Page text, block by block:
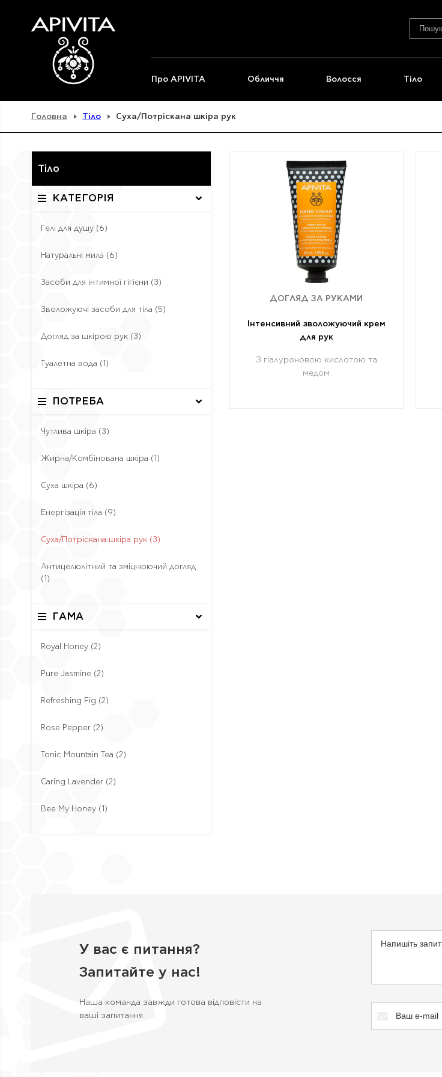
Про APIVITA Обличчя Волосся Тіло
Головна Тіло Суха/Потріскана шкіра рук
Тіло
КАТЕГОРІЯ
Гелі для душу (6)
Натуральні мила (6)
Засоби для інтимної гігієни (3)
Зволожуючі засоби для тіла (5)
Догляд за шкірою рук (3)
Туалетна вода (1)
ПОТРЕБА
Чутлива шкіра (3)
Жирна/Комбінована шкіра (1)
Суха шкіра (6)
Енергізація тіла (9)
Суха/Потріскана шкіра рук (3)
Антицелюлітний та зміцнюючий догляд
(1)
ГАМА
Royal Honey (2)
Pure Jasmine (2)
Refreshing Fig (2)
Rose Pepper (2)
Tonic Mountain Tea (2)
Caring Lavender (2)
Bee My Honey (1)
ДОГЛЯД ЗА РУКАМИ
Інтенсивний зволожуючий крем
для рук
З гіалуроновою кислотою та
медом
У вас є питання?
Запитайте у нас!
Наша команда завжди готова відповісти на
ваші запитання